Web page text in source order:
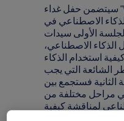
سيتضمن حفل غداء "Women in Breakbulk"
الاصطناعي في
الأولى سيدات
الاصطناعي،
استخدام الذكاء
الشائعة التي يجب
الثانية فستجمع بين
مراحل مختلفة من
لمناقشة كيفية